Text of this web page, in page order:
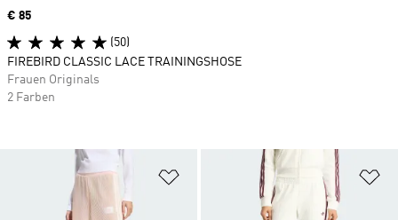
Zur Wunschliste hinzufügen
Price
€ 85
(50)
FIREBIRD CLASSIC LACE TRAININGSHOSE
Frauen Originals
2 Farben